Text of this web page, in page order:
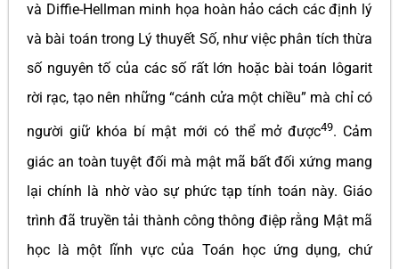
và Diffie-Hellman minh họa hoàn hảo cách các định lý
và bài toán trong Lý thuyết Số, như việc phân tích thừa
số nguyên tố của các số rất lớn hoặc bài toán lôgarit
rời rạc, tạo nên những “cánh cửa một chiều” mà chỉ có
người giữ khóa bí mật mới có thể mở được49. Cảm
giác an toàn tuyệt đối mà mật mã bất đối xứng mang
lại chính là nhờ vào sự phức tạp tính toán này. Giáo
trình đã truyền tải thành công thông điệp rằng Mật mã
học là một lĩnh vực của Toán học ứng dụng, chứ